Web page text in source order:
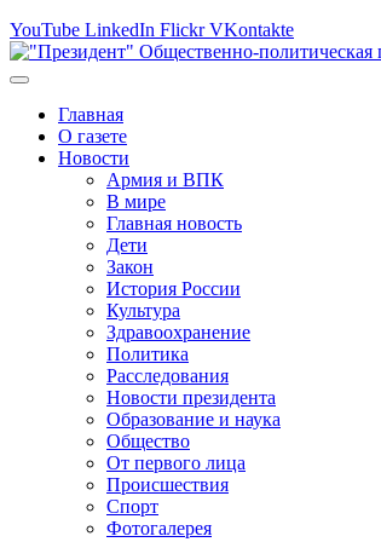
YouTube LinkedIn Flickr VKontakte
Главная
О газете
Новости
Армия и ВПК
В мире
Главная новость
Дети
Закон
История России
Культура
Здравоохранение
Политика
Расследования
Новости президента
Образование и наука
Общество
От первого лица
Происшествия
Спорт
Фотогалерея